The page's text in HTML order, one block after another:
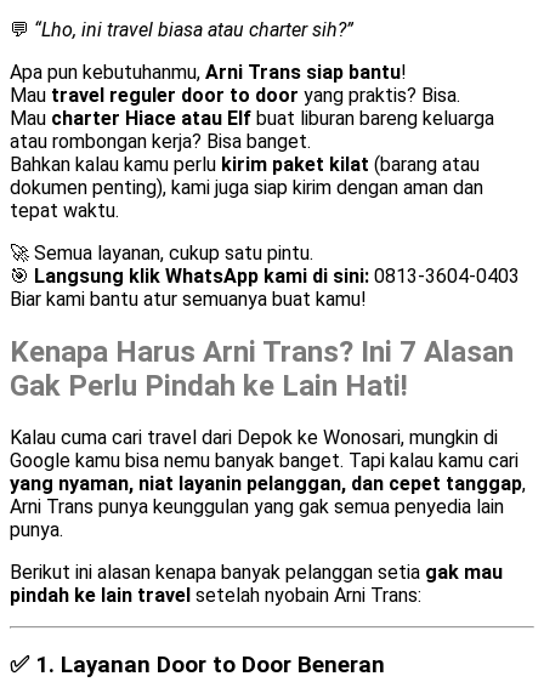
💬 “Lho, ini travel biasa atau charter sih?”
Apa pun kebutuhanmu, Arni Trans siap bantu!
Mau travel reguler door to door yang praktis? Bisa.
Mau charter Hiace atau Elf buat liburan bareng keluarga
atau rombongan kerja? Bisa banget.
Bahkan kalau kamu perlu kirim paket kilat (barang atau
dokumen penting), kami juga siap kirim dengan aman dan
tepat waktu.
🚀 Semua layanan, cukup satu pintu.
🎯 Langsung klik WhatsApp kami di sini: 0813-3604-0403
Biar kami bantu atur semuanya buat kamu!
Kenapa Harus Arni Trans? Ini 7 Alasan
Gak Perlu Pindah ke Lain Hati!
Kalau cuma cari travel dari Depok ke Wonosari, mungkin di
Google kamu bisa nemu banyak banget. Tapi kalau kamu cari
yang nyaman, niat layanin pelanggan, dan cepet tanggap,
Arni Trans punya keunggulan yang gak semua penyedia lain
punya.
Berikut ini alasan kenapa banyak pelanggan setia gak mau
pindah ke lain travel setelah nyobain Arni Trans:
✅ 1. Layanan Door to Door Beneran